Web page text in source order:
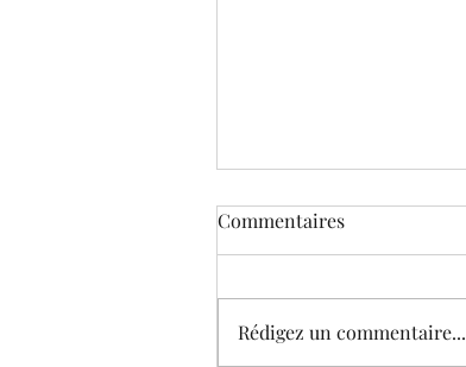
Commentaires
Rédigez un commentaire...